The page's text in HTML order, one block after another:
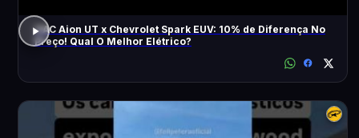
GAC Aion UT x Chevrolet Spark EUV: 10% de Diferença No
Preço! Qual O Melhor Elétrico?